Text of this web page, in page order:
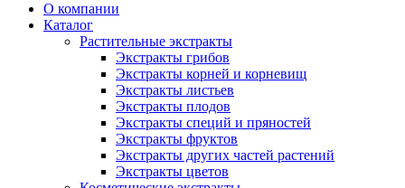
О компании
Каталог
Растительные экстракты
Экстракты грибов
Экстракты корней и корневищ
Экстракты листьев
Экстракты плодов
Экстракты специй и пряностей
Экстракты фруктов
Экстракты других частей растений
Экстракты цветов